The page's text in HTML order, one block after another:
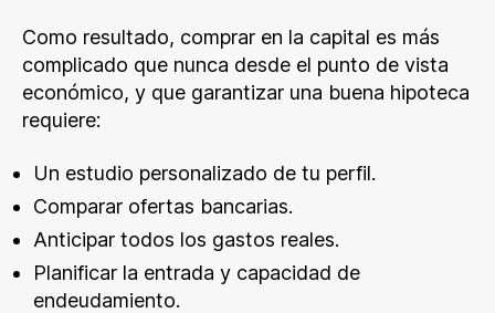
Como resultado, comprar en la capital es más
complicado que nunca desde el punto de vista
económico, y que garantizar una buena hipoteca
requiere:
Un estudio personalizado de tu perfil.
Comparar ofertas bancarias.
Anticipar todos los gastos reales.
Planificar la entrada y capacidad de
endeudamiento.